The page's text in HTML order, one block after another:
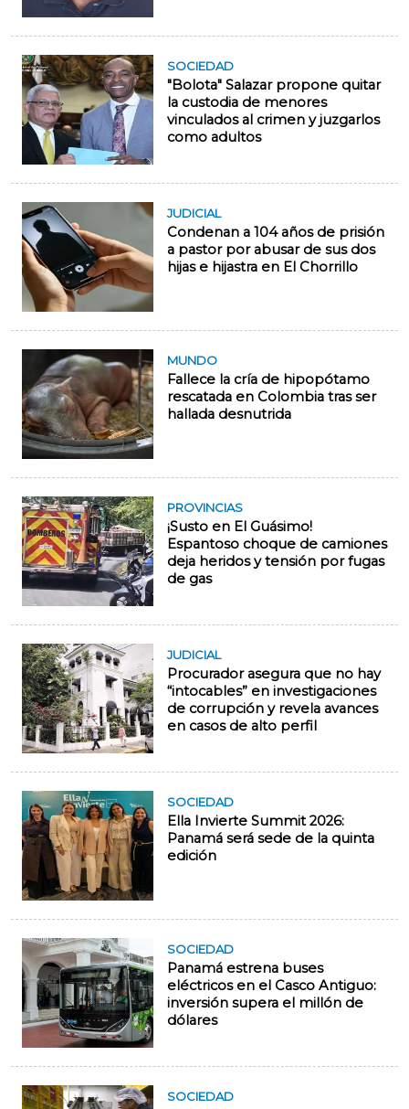
SOCIEDAD
"Bolota" Salazar propone quitar
la custodia de menores
vinculados al crimen y juzgarlos
como adultos
JUDICIAL
Condenan a 104 años de prisión
a pastor por abusar de sus dos
hijas e hijastra en El Chorrillo
MUNDO
Fallece la cría de hipopótamo
rescatada en Colombia tras ser
hallada desnutrida
PROVINCIAS
¡Susto en El Guásimo!
Espantoso choque de camiones
deja heridos y tensión por fugas
de gas
JUDICIAL
Procurador asegura que no hay
“intocables” en investigaciones
de corrupción y revela avances
en casos de alto perfil
SOCIEDAD
Ella Invierte Summit 2026:
Panamá será sede de la quinta
edición
SOCIEDAD
Panamá estrena buses
eléctricos en el Casco Antiguo:
inversión supera el millón de
dólares
SOCIEDAD